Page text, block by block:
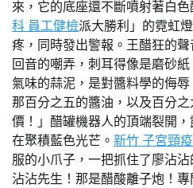
來，它的底座還不斷噴射著白
科 員工健檢派大勝利」的霓虹
疼，同時發出警報。王醋狂的
回音的嘲弄，刺耳得像是磨砂
氣味的蒜泥，是對醬料學的侮
那百分之五的醬油，以及百分
價！」醋罐機器人的頂端裂開
在聚積藍色光芒。 新竹 子宮頸
服的小爪子，一把抓住了廖沾
沾沾先生！那是醋酸離子炮！